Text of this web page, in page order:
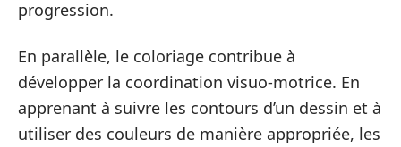
progression.
En parallèle, le coloriage contribue à
développer la coordination visuo-motrice. En
apprenant à suivre les contours d’un dessin et à
utiliser des couleurs de manière appropriée, les